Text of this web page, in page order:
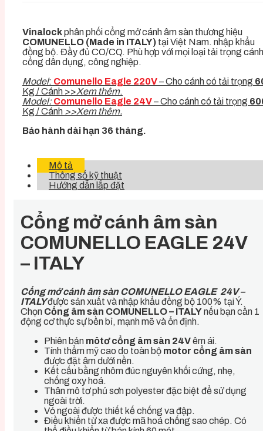
Vinalockphân phối cổng mở cánh âm sàn thương hiệu
COMUNELLO (Made in ITALY) tại Việt Nam. nhập khẩu
đồng bộ. Đầy đủ CO/CQ. Phù hợp với mọi loại tải trọng cánh
cổng dân dụng, công nghiệp.
Model: Comunello Eagle 220V– Cho cánh có tải trọng
Kg / Cánh >>Xem thêm.
Model: Comunello Eagle 24V– Cho cánh có tải trọng
Kg / Cánh >>Xem thêm.
Bảo hành dài hạn 36 tháng.
Mô tả
Thông số kỹ thuật
Hướng dẫn lắp đặt
Cổng mở cánh âm sàn
COMUNELLO EAGLE 24V
– ITALY
Cổng mở cánh âm sàn COMUNELLO EAGLE 24V –
ITALYđược sản xuất và nhập khẩu đồng bộ 100% tại Ý.
Chọn Cổng âm sàn COMUNELLO – ITALYnếu bạn cần 1
động cơ thực sự bền bỉ, mạnh mẽ và ổn định.
Phiên bản môtơ cổng âm sàn 24Vêm ái.
Tính thẩm mỹ cao do toàn bộ motor cổng âm sàn
được đặt âm dưới nền.
Kết cấu bằng nhôm đúc nguyên khối cứng, nhẹ,
chống oxy hoá.
Thân mô tơ phủ sơn polyester đặc biệt để sử dụng
ngoài trời.
Vỏ ngoài được thiết kế chống va đập.
Điều khiển từ xa được mã hoá chống sao chép. Có